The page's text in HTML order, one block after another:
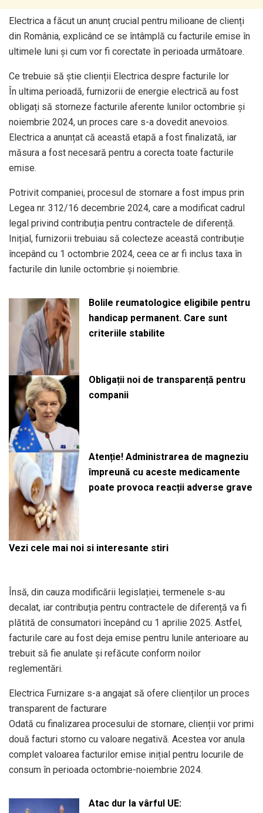
Electrica a făcut un anunț crucial pentru milioane de clienți
din România, explicând ce se întâmplă cu facturile emise în
ultimele luni și cum vor fi corectate în perioada următoare.
Ce trebuie să știe clienții Electrica despre facturile lor
În ultima perioadă, furnizorii de energie electrică au fost
obligați să storneze facturile aferente lunilor octombrie și
noiembrie 2024, un proces care s-a dovedit anevoios.
Electrica a anunțat că această etapă a fost finalizată, iar
măsura a fost necesară pentru a corecta toate facturile
emise.
Potrivit companiei, procesul de stornare a fost impus prin
Legea nr. 312/16 decembrie 2024, care a modificat cadrul
legal privind contribuția pentru contractele de diferență.
Inițial, furnizorii trebuiau să colecteze această contribuție
începând cu 1 octombrie 2024, ceea ce ar fi inclus taxa în
facturile din lunile octombrie și noiembrie.
Bolile reumatologice eligibile pentru
handicap permanent. Care sunt
criteriile stabilite
Obligații noi de transparență pentru
companii
Atenție! Administrarea de magneziu
împreună cu aceste medicamente
poate provoca reacții adverse grave
Vezi cele mai noi si interesante stiri
Însă, din cauza modificării legislației, termenele s-au
decalat, iar contribuția pentru contractele de diferență va fi
plătită de consumatori începând cu 1 aprilie 2025. Astfel,
facturile care au fost deja emise pentru lunile anterioare au
trebuit să fie anulate și refăcute conform noilor
reglementări.
Electrica Furnizare s-a angajat să ofere clienților un proces
transparent de facturare
Odată cu finalizarea procesului de stornare, clienții vor primi
două facturi storno cu valoare negativă. Acestea vor anula
complet valoarea facturilor emise inițial pentru locurile de
consum în perioada octombrie-noiembrie 2024.
Atac dur la vârful UE: